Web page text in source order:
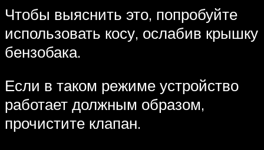
Чтобы выяснить это, попробуйте
использовать косу, ослабив крышку
бензобака.
Если в таком режиме устройство
работает должным образом,
прочистите клапан.